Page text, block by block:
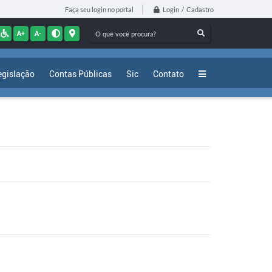
Faça seu login no portal Login / Cadastro
A+ A-
Contas Públicas Sic Contato